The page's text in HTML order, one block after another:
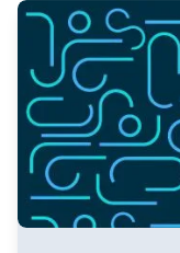
convertida em
DF-001, Pistão